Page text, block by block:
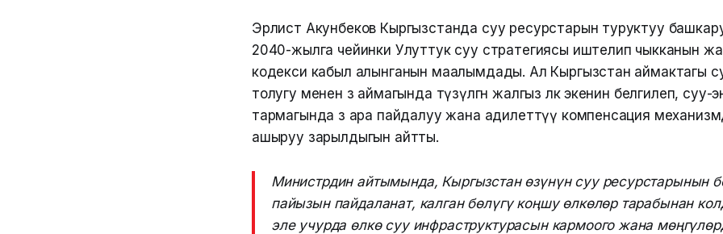
Эрлист Акунбеков Кыргызстанда суу ресурстарын туруктуу
2040-жылга чейинки Улуттук суу стратегиясы иштелип чыкканын
кодекси кабыл алынганын маалымдады. Ал Кыргызстан аймактагы
толугу менен өз аймагында түзүлгөн жалгыз өлкө экенин белгилеп, суу-
тармагында өз ара пайдалуу жана адилеттүү компенсация
ашыруу зарылдыгын айтты.
Министрдин айтымында, Кыргызстан өзүнүн суу ресурстарынын
пайызын пайдаланат, калган бөлүгү коңшу өлкөлөр тарабынан
эле учурда өлкө суу инфраструктурасын кармоого жана